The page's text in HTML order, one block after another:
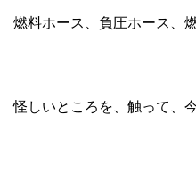
燃料ホース、負圧ホース、
怪しいところを、触って、